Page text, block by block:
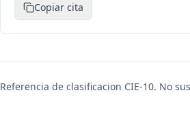
Copiar cita
Referencia de clasificacion CIE-10. No